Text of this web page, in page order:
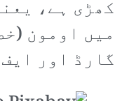
کھڑی ہے،
میں اومون
گارڈ اور